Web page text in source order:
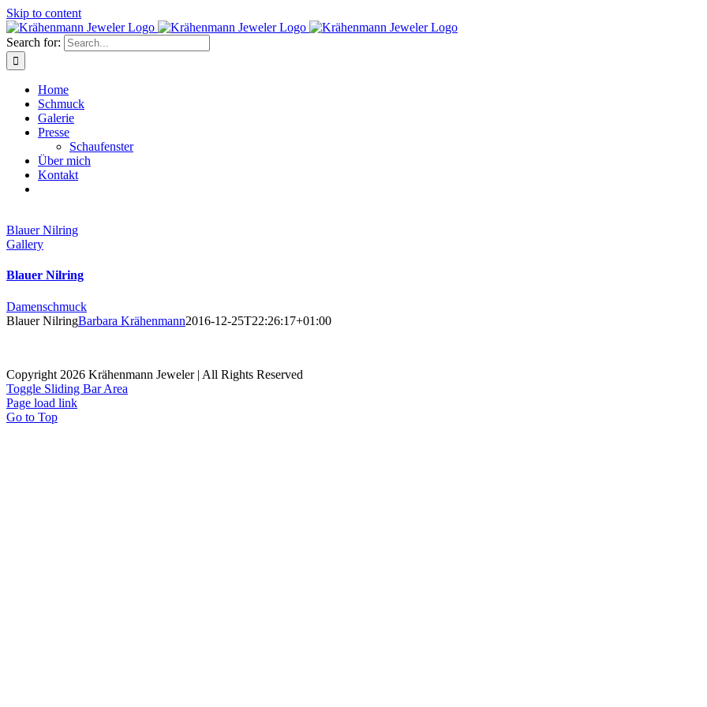
Skip to content
Search for:
Home
Schmuck
Galerie
Presse
Schaufenster
Über mich
Kontakt
Blauer Nilring
Gallery
Blauer Nilring
Damenschmuck
Blauer NilringBarbara Krähenmann2016-12-25T22:26:17+01:00
Copyright 2026 Krähenmann Jeweler | All Rights Reserved
Toggle Sliding Bar Area
Page load link
Go to Top